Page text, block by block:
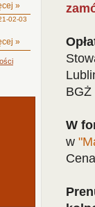
»
02-03
»
W
w